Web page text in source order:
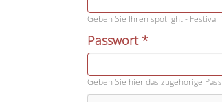
Geben Sie Ihren spotlight -
Passwort *
Geben Sie hier das zugehörige